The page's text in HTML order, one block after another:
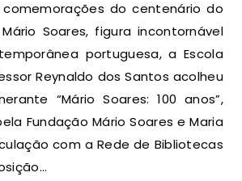
Soares, figura incontornável
portuguesa, a Escola
Reynaldo dos Santos acolheu
“Mário Soares: 100 anos”,
Fundação Mário Soares e Maria
com a Rede de Bibliotecas